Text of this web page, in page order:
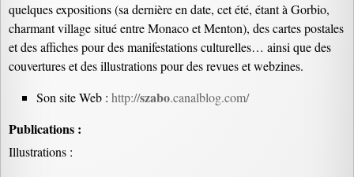
quelques expositions (sa dernière en date, cet été, étant à Gorbio,
charmant village situé entre Monaco et Menton), des cartes postales
et des affiches pour des manifestations culturelles… ainsi que des
couvertures et des illustrations pour des revues et webzines.
Son site Web : http://szabo.canalblog.com/
Publications :
Illustrations :